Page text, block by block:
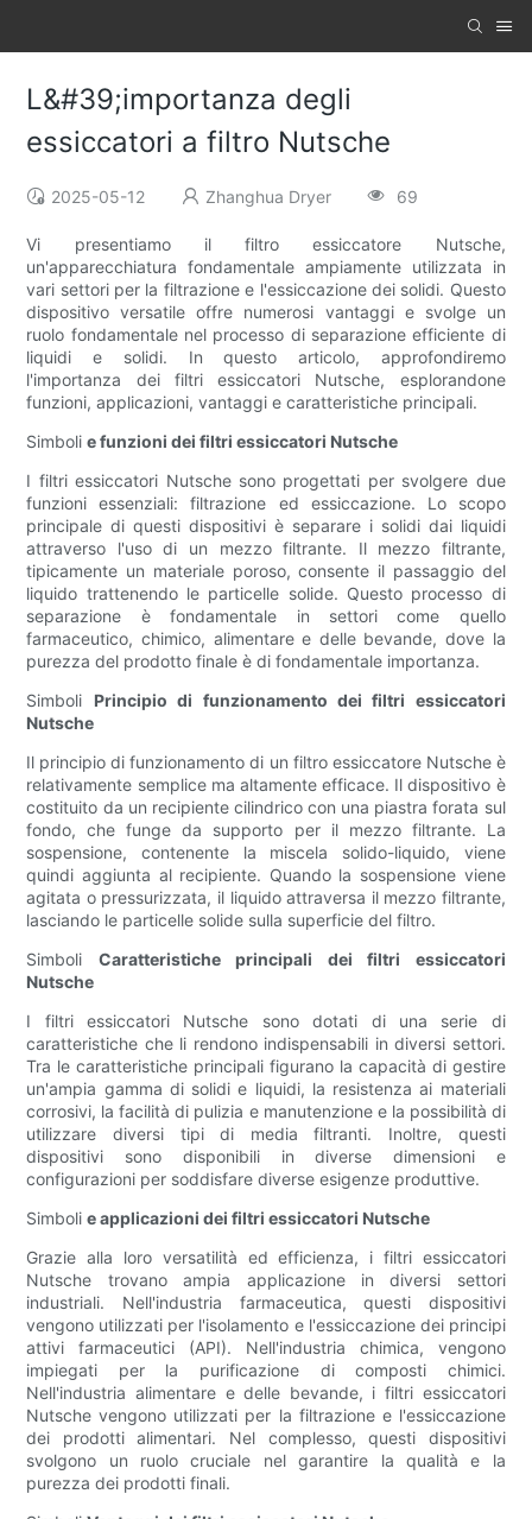
L&#39;importanza degli
essiccatori a filtro Nutsche
2025-05-12 Zhanghua Dryer 69
Vi presentiamo il filtro essiccatore Nutsche,
un'apparecchiatura fondamentale ampiamente utilizzata in
vari settori per la filtrazione e l'essiccazione dei solidi. Questo
dispositivo versatile offre numerosi vantaggi e svolge un
ruolo fondamentale nel processo di separazione efficiente di
liquidi e solidi. In questo articolo, approfondiremo
l'importanza dei filtri essiccatori Nutsche, esplorandone
funzioni, applicazioni, vantaggi e caratteristiche principali.
Simbolie funzioni dei filtri essiccatori Nutsche
I filtri essiccatori Nutsche sono progettati per svolgere due
funzioni essenziali: filtrazione ed essiccazione. Lo scopo
principale di questi dispositivi è separare i solidi dai liquidi
attraverso l'uso di un mezzo filtrante. Il mezzo filtrante,
tipicamente un materiale poroso, consente il passaggio del
liquido trattenendo le particelle solide. Questo processo di
separazione è fondamentale in settori come quello
farmaceutico, chimico, alimentare e delle bevande, dove la
purezza del prodotto finale è di fondamentale importanza.
Simboli Principio di funzionamento dei filtri essiccatori
Nutsche
Il principio di funzionamento di un filtro essiccatore Nutsche è
relativamente semplice ma altamente efficace. Il dispositivo è
costituito da un recipiente cilindrico con una piastra forata sul
fondo, che funge da supporto per il mezzo filtrante. La
sospensione, contenente la miscela solido-liquido, viene
quindi aggiunta al recipiente. Quando la sospensione viene
agitata o pressurizzata, il liquido attraversa il mezzo filtrante,
lasciando le particelle solide sulla superficie del filtro.
Simboli Caratteristiche principali dei filtri essiccatori
Nutsche
I filtri essiccatori Nutsche sono dotati di una serie di
caratteristiche che li rendono indispensabili in diversi settori.
Tra le caratteristiche principali figurano la capacità di gestire
un'ampia gamma di solidi e liquidi, la resistenza ai materiali
corrosivi, la facilità di pulizia e manutenzione e la possibilità di
utilizzare diversi tipi di media filtranti. Inoltre, questi
dispositivi sono disponibili in diverse dimensioni e
configurazioni per soddisfare diverse esigenze produttive.
Simbolie applicazioni dei filtri essiccatori Nutsche
Grazie alla loro versatilità ed efficienza, i filtri essiccatori
Nutsche trovano ampia applicazione in diversi settori
industriali. Nell'industria farmaceutica, questi dispositivi
vengono utilizzati per l'isolamento e l'essiccazione dei principi
attivi farmaceutici (API). Nell'industria chimica, vengono
impiegati per la purificazione di composti chimici.
Nell'industria alimentare e delle bevande, i filtri essiccatori
Nutsche vengono utilizzati per la filtrazione e l'essiccazione
dei prodotti alimentari. Nel complesso, questi dispositivi
svolgono un ruolo cruciale nel garantire la qualità e la
purezza dei prodotti finali.